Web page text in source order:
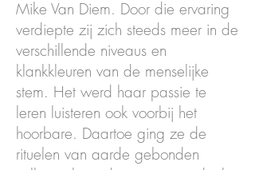
Mike Van Diem. Door die ervaring
verdiepte zij zich steeds meer in de
verschillende niveaus en
klankkleuren van de menselijke
stem. Het werd haar passie te
leren luisteren ook voorbij het
hoorbare. Daartoe ging ze de
rituelen van aarde gebonden